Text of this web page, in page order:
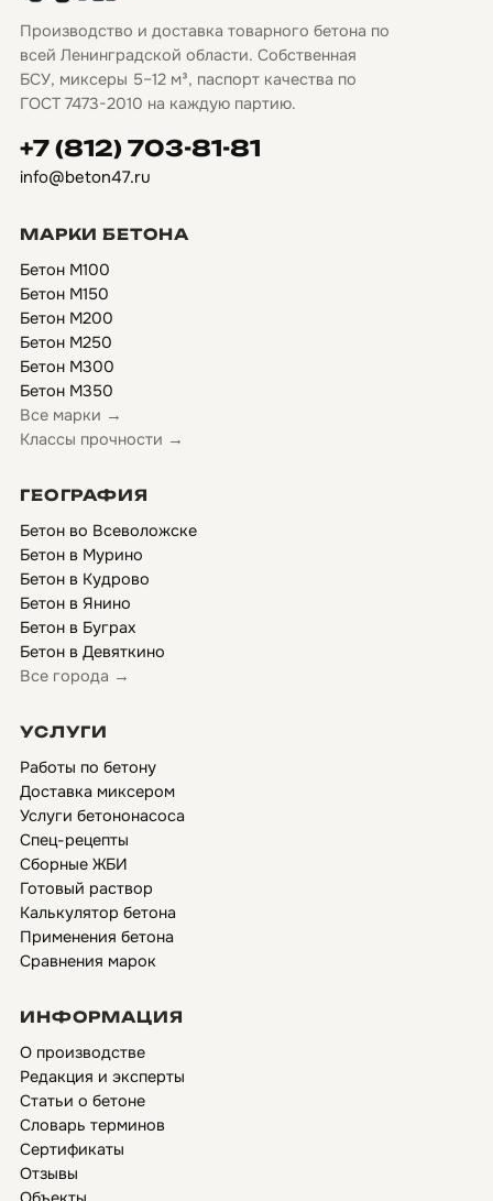
Производство и доставка товарного бетона по
всей Ленинградской области. Собственная
БСУ, миксеры 5–12 м³, паспорт качества по
ГОСТ 7473-2010 на каждую партию.
+7 (812) 703-81-81
info@beton47.ru
МАРКИ БЕТОНА
Бетон М100
Бетон М150
Бетон М200
Бетон М250
Бетон М300
Бетон М350
Все марки →
Классы прочности →
ГЕОГРАФИЯ
Бетон во Всеволожске
Бетон в Мурино
Бетон в Кудрово
Бетон в Янино
Бетон в Буграх
Бетон в Девяткино
Все города →
УСЛУГИ
Работы по бетону
Доставка миксером
Услуги бетононасоса
Спец-рецепты
Сборные ЖБИ
Готовый раствор
Калькулятор бетона
Применения бетона
Сравнения марок
ИНФОРМАЦИЯ
О производстве
Редакция и эксперты
Статьи о бетоне
Словарь терминов
Сертификаты
Отзывы